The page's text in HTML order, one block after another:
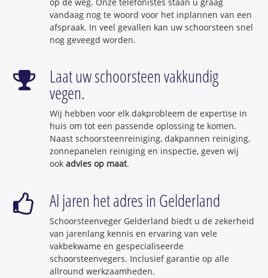
vandaag nog te woord voor het inplannen van een
afspraak. In veel gevallen kan uw schoorsteen snel
nog geveegd worden.
Laat uw schoorsteen vakkundig
vegen.
Wij hebben voor elk dakprobleem de expertise in
huis om tot een passende oplossing te komen.
Naast schoorsteenreiniging, dakpannen reiniging,
zonnepanelen reiniging en inspectie, geven wij
ook advies op maat.
Al jaren het adres in Gelderland
Schoorsteenveger Gelderland biedt u de zekerheid
van jarenlang kennis en ervaring van vele
vakbekwame en gespecialiseerde
schoorsteenvegers. Inclusief garantie op alle
allround werkzaamheden.